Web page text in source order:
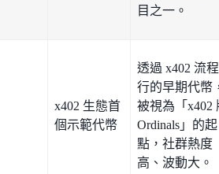
目之一。
x402 生態首
個示範代幣
透過 x402 流
行的早期代幣
被視為「x402
Ordinals」的起
點，社群熱度
高、波動大。